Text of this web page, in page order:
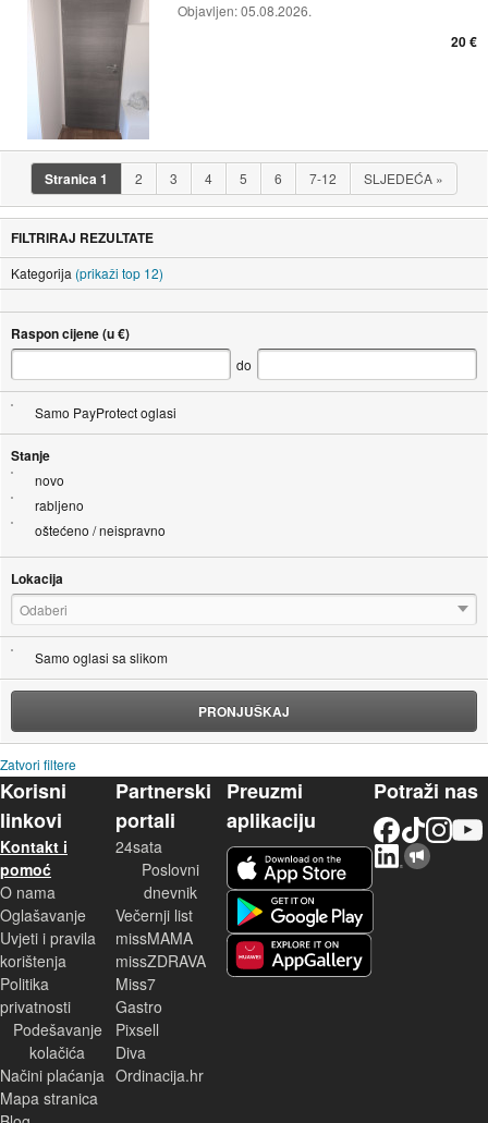
Objavljen:05.08.2026.
20 €
Stranica1 2 3 4 5 6 7-12 SLJEDEĆA »
FILTRIRAJ REZULTATE
Kategorija (prikaži top 12)
Raspon cijene (u €)
do
Samo PayProtect oglasi
Stanje
novo
rabljeno
oštećeno / neispravno
Lokacija
Odaberi
Samo oglasi sa slikom
PRONJUŠKAJ
Zatvori filtere
Korisni
linkovi
Kontakt i
pomoć
O nama
Oglašavanje
Uvjeti i pravila
korištenja
Politika
privatnosti
Podešavanje
kolačića
Načini plaćanja
Mapa stranica
Partnerski
portali
24sata
Poslovni
dnevnik
Večernji list
missMAMA
missZDRAVA
Miss7
Gastro
Pixsell
Diva
Ordinacija.hr
Preuzmi
aplikaciju
Potraži nas